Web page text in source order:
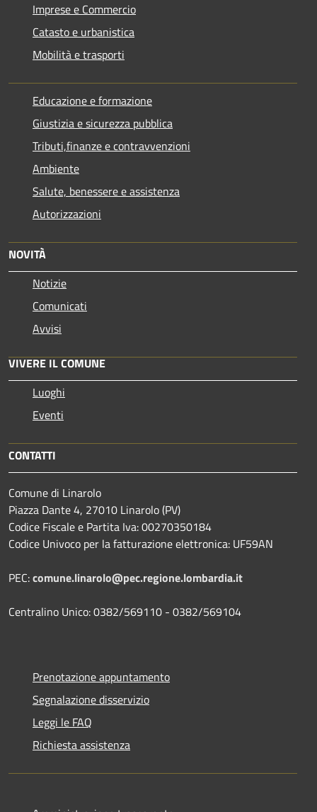
Imprese e Commercio
Catasto e urbanistica
Mobilità e trasporti
Educazione e formazione
Giustizia e sicurezza pubblica
Tributi,finanze e contravvenzioni
Ambiente
Salute, benessere e assistenza
Autorizzazioni
NOVITÀ
Notizie
Comunicati
Avvisi
VIVERE IL COMUNE
Luoghi
Eventi
CONTATTI
Comune di Linarolo
Piazza Dante 4, 27010 Linarolo (PV)
Codice Fiscale e Partita Iva: 00270350184
Codice Univoco per la fatturazione elettronica: UF59AN
PEC:comune.linarolo@pec.regione.lombardia.it
Centralino Unico: 0382/569110 - 0382/569104
Prenotazione appuntamento
Segnalazione disservizio
Leggi le FAQ
Richiesta assistenza